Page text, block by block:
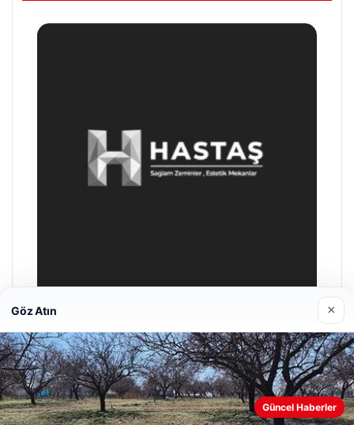
Enes Kaplan Avukatlık Bürosu
28/04/2026
Web sitemizi nasıl kullandığınızı daha iyi anlayabilmek,
Göz Atın ×
Güncel Haberler